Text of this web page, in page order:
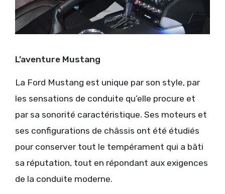
L’aventure Mustang
La Ford Mustang est unique par son style, par
les sensations de conduite qu’elle procure et
par sa sonorité caractéristique. Ses moteurs et
ses configurations de châssis ont été étudiés
pour conserver tout le tempérament qui a bâti
sa réputation, tout en répondant aux exigences
de la conduite moderne.